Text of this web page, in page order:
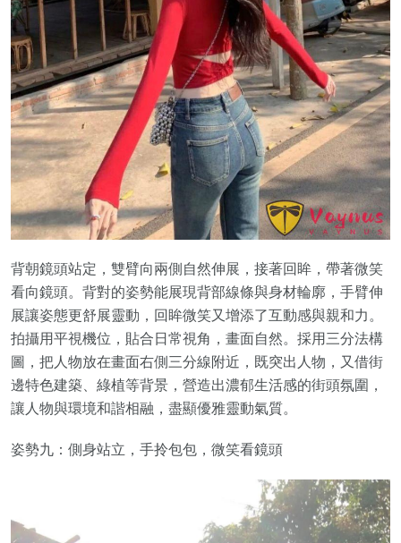
背朝鏡頭站定，雙臂向兩側自然伸展，接著回眸，帶著微笑
看向鏡頭。背對的姿勢能展現背部線條與身材輪廓，手臂伸
展讓姿態更舒展靈動，回眸微笑又增添了互動感與親和力。
拍攝用平視機位，貼合日常視角，畫面自然。採用三分法構
圖，把人物放在畫面右側三分線附近，既突出人物，又借街
邊特色建築、綠植等背景，營造出濃郁生活感的街頭氛圍，
讓人物與環境和諧相融，盡顯優雅靈動氣質。
姿勢九：側身站立，手拎包包，微笑看鏡頭